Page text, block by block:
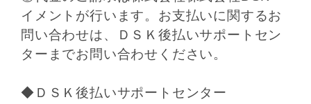
イメントが行います。お支払いに関するお
問い合わせは、ＤＳＫ後払いサポートセン
ターまでお問い合わせください。
◆ＤＳＫ後払いサポートセンター